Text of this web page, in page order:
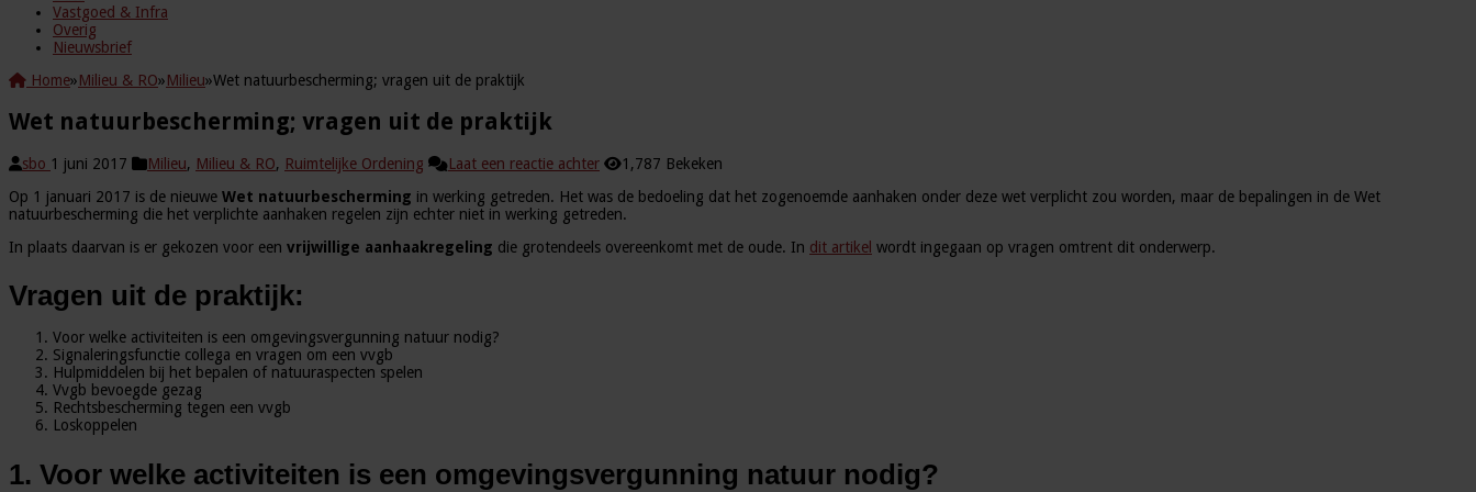
Vastgoed & Infra
Overig
Nieuwsbrief
Home»Milieu & RO»Milieu»Wet natuurbescherming; vragen uit de praktijk
Wet natuurbescherming; vragen uit de praktijk
sbo 1 juni 2017 Milieu, Milieu & RO, Ruimtelijke Ordening Laat een reactie achter
1,787 Bekeken
Op 1 januari 2017 is de nieuwe Wet natuurbescherming in werking getreden. Het was de bedoeling dat het zogenoemde aanhaken onder deze wet verplicht zou worden, maar de bepalingen in de Wet
natuurbescherming die het verplichte aanhaken regelen zijn echter niet in werking getreden.
In plaats daarvan is er gekozen voor een vrijwillige aanhaakregeling die grotendeels overeenkomt met de oude. In dit artikel wordt ingegaan op vragen omtrent dit onderwerp.
Vragen uit de praktijk:
Voor welke activiteiten is een omgevingsvergunning natuur nodig?
Signaleringsfunctie collega en vragen om een vvgb
Hulpmiddelen bij het bepalen of natuuraspecten spelen
Vvgb bevoegde gezag
Rechtsbescherming tegen een vvgb
Loskoppelen
1. Voor welke activiteiten is een omgevingsvergunning natuur nodig?